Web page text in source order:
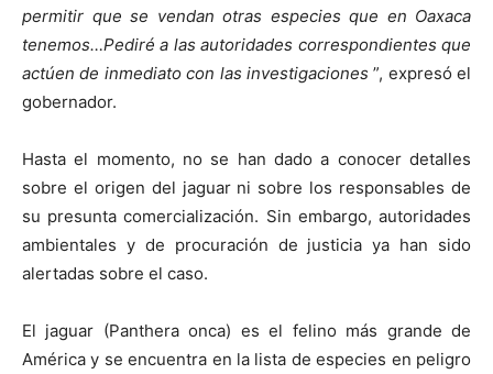
permitir que se vendan otras especies que en Oaxaca
tenemos…Pediré a las autoridades correspondientes que
actúen de inmediato con las investigaciones ”, expresó el
gobernador.
Hasta el momento, no se han dado a conocer detalles
sobre el origen del jaguar ni sobre los responsables de
su presunta comercialización. Sin embargo, autoridades
ambientales y de procuración de justicia ya han sido
alertadas sobre el caso.
El jaguar (Panthera onca) es el felino más grande de
América y se encuentra en la lista de especies en peligro